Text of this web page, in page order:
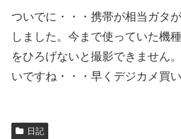
ついでに・・・携帯が相当ガタ
しました。今まで使っていた機
をひろげないと撮影できません
いですね・・・早くデジカメ買い
日記